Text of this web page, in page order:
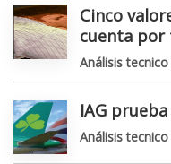
Cinco
cuenta por
Análisis tecnico
IAG
Análisis tecnico